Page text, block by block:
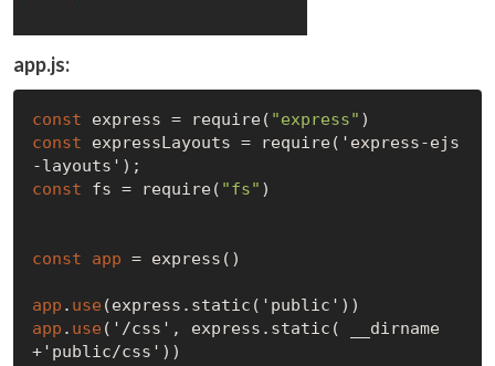
app.js:
const express = require( "express"
const expressLayouts = require('express-ejs
const fs = require( "fs" )
const app = express()
app . use
app . use ('/css', express.static( __dirname
+'public/css'))